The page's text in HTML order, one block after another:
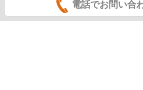
電話でお問い合